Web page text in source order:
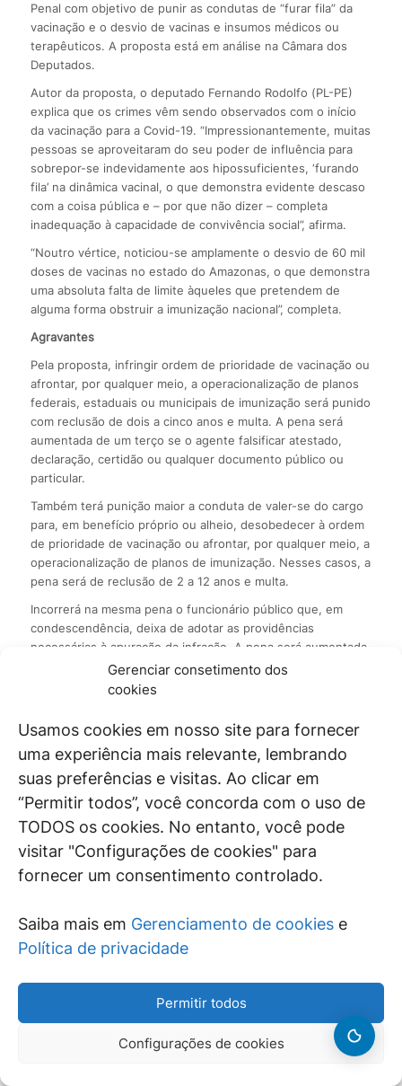
Gerenciar consetimento dos
cookies
Usamos cookies em nosso site para fornecer
uma experiência mais relevante, lembrando
suas preferências e visitas. Ao clicar em
“Permitir todos”, você concorda com o uso de
TODOS os cookies. No entanto, você pode
visitar "Configurações de cookies" para
fornecer um consentimento controlado.
Saiba mais em Gerenciamento de cookies e
Política de privacidade
Permitir todos
Configurações de cookies
Penal com objetivo de punir as condutas de “furar fila” da
vacinação e o desvio de vacinas e insumos médicos ou
terapêuticos. A proposta está em análise na Câmara dos
Deputados.
Autor da proposta, o deputado Fernando Rodolfo (PL-PE)
explica que os crimes vêm sendo observados com o início
da vacinação para a Covid-19. “Impressionantemente, muitas
pessoas se aproveitaram do seu poder de influência para
sobrepor-se indevidamente aos hipossuficientes, ‘furando
fila’ na dinâmica vacinal, o que demonstra evidente descaso
com a coisa pública e – por que não dizer – completa
inadequação à capacidade de convivência social”, afirma.
“Noutro vértice, noticiou-se amplamente o desvio de 60 mil
doses de vacinas no estado do Amazonas, o que demonstra
uma absoluta falta de limite àqueles que pretendem de
alguma forma obstruir a imunização nacional”, completa.
Agravantes
Pela proposta, infringir ordem de prioridade de vacinação ou
afrontar, por qualquer meio, a operacionalização de planos
federais, estaduais ou municipais de imunização será punido
com reclusão de dois a cinco anos e multa. A pena será
aumentada de um terço se o agente falsificar atestado,
declaração, certidão ou qualquer documento público ou
particular.
Também terá punição maior a conduta de valer-se do cargo
para, em benefício próprio ou alheio, desobedecer à ordem
de prioridade de vacinação ou afrontar, por qualquer meio, a
operacionalização de planos de imunização. Nesses casos, a
pena será de reclusão de 2 a 12 anos e multa.
Incorrerá na mesma pena o funcionário público que, em
condescendência, deixa de adotar as providências
necessárias à apuração da infração. A pena será aumentada
de um terço a metade se o funcionário exigir, solicitar ou
receber verba de caráter pecuniário ou vantagem
Desvio de vacinas
Ainda segundo o texto, desviar, confiscar ou subtrair
qualquer bem ou insumo médico, terapêutico, sanitário,
vacinal ou de imunização, público ou particular, de que tem a
posse ou acesso em razão do cargo, em proveito próprio ou
alheio terá pena de reclusão de cinco a 15 anos e multa.
Tramitação
Plenário da Câmara.
Fonte:Câmara dos Deputados
Projeto altera regras sobre regularização fundiária urbana
O texto modifica critérios de regularização de ocupações de
O Projeto de Lei 4447/20 altera regras sobre regularização